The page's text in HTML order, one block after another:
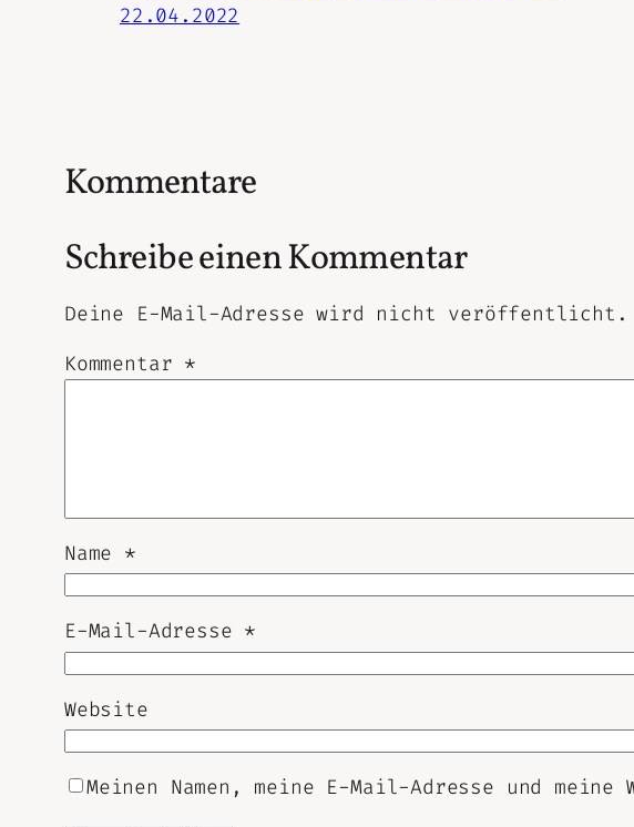
22.04.2022
Kommentare
Schreibe einen Kommentar
Deine E-Mail-Adresse wird nicht veröffentlicht.
Kommentar *
Name *
E-Mail-Adresse *
Website
Meinen Namen, meine E-Mail-Adresse und